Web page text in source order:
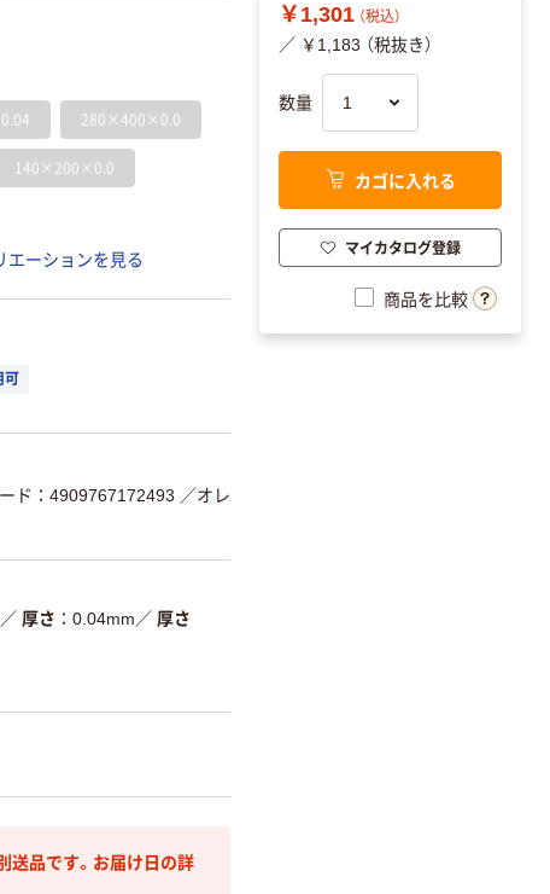
280×400×0.0
140×200×0.0
エーションを見る
可
ド：4909767172493 ／オレ
／ 厚さ 0.04mm ／ 厚さ
送品です。お届け日の詳
￥1,301 （税込）
／ ￥1,183 （税抜き）
数量
カゴに入れる
マイカタログ登録
商品を比較